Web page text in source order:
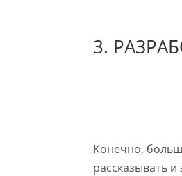
3.
Конечно,
рассказывать